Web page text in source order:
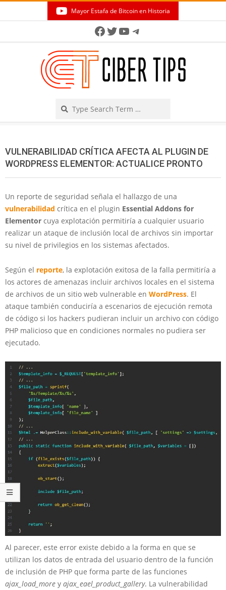
Mayor Estafa de Bitcoin en Historia
Facebook
Twitter
YouTube
Telegram
VULNERABILIDAD CRÍTICA AFECTA AL PLUGIN DE
WORDPRESS ELEMENTOR: ACTUALICE PRONTO
Un reporte de seguridad señala el hallazgo de una
vulnerabilidad crítica en el plugin Essential Addons for
Elementor cuya explotación permitiría a cualquier usuario
realizar un ataque de inclusión local de archivos sin importar
su nivel de privilegios en los sistemas afectados.
Según el reporte, la explotación exitosa de la falla permitiría a
los actores de amenazas incluir archivos locales en el sistema
de archivos de un sitio web vulnerable en WordPress. El
ataque también conduciría a escenarios de ejecución remota
de código si los hackers pudieran incluir un archivo con código
PHP malicioso que en condiciones normales no pudiera ser
ejecutado.
Al parecer, este error existe debido a la forma en que se
utilizan los datos de entrada del usuario dentro de la función
de inclusión de PHP que forma parte de las funciones
ajax_load_more y ajax_eael_product_gallery. La vulnerabilidad